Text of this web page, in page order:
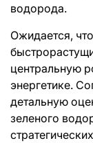
водорода.
Ожидается,
центральную
энергетике.
детальную
зеленого